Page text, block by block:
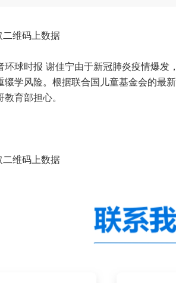
维码上数据
环球时报 谢佳宁由于新冠肺炎疫情爆
辍学风险。根据联合国儿童基金会的最
育部担心。
维码上数据